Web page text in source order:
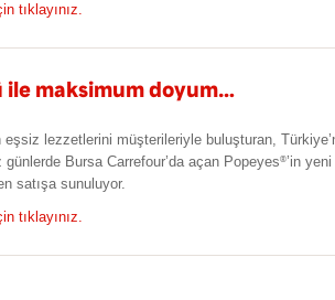
tıklayınız.
ile maksimum doyum…
eşsiz lezzetlerini müşterileriyle buluşturan,
günlerde Bursa Carrefour’da açan Popeyes®’in
satışa sunuluyor.
tıklayınız.